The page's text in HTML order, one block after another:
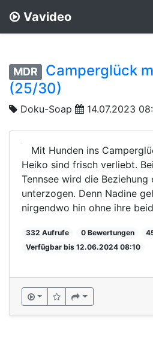
Vavideo
MDR
Camperglück
(25/30)
Doku-Soap 14.07.2023
Mit Hunden ins
Heiko sind frisch verliebt.
Tennsee wird die Beziehung
unterzogen. Denn Nadine
nirgendwo hin ohne ihre
332 Aufrufe 0 Bewertungen
Verfügbar bis 12.06.2024 08:10